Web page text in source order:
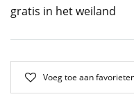
gratis in het weiland
Voeg toe aan